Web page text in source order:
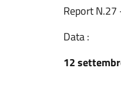
Report
Data :
12